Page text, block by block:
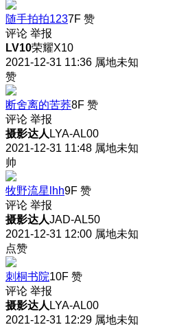
随手拍拍1237F 赞
评论 举报
LV10荣耀X10
2021-12-31 11:36 属地未知
赞
断舍离的苦荞8F 赞
评论 举报
摄影达人 LYA-AL00
2021-12-31 11:48 属地未知
帅
牧野流星lhh9F 赞
评论 举报
摄影达人JAD-AL50
2021-12-31 12:00 属地未知
点赞
刺桐书院10F 赞
评论 举报
摄影达人 LYA-AL00
2021-12-31 12:29 属地未知